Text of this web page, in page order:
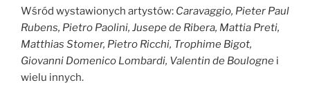
Wśród wystawionych artystów: Caravaggio, Pieter Paul
Rubens, Pietro Paolini, Jusepe de Ribera, Mattia Preti,
Matthias Stomer, Pietro Ricchi, Trophime Bigot,
Giovanni Domenico Lombardi, Valentin de Boulogne i
wielu innych.